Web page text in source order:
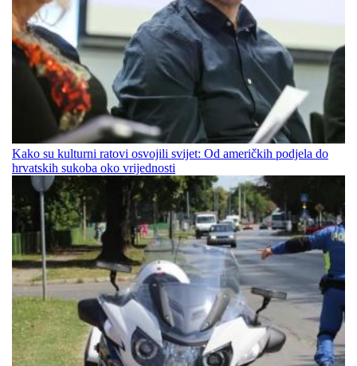
Kako su kulturni ratovi osvojili svijet: Od američkih podjela do
hrvatskih sukoba oko vrijednosti